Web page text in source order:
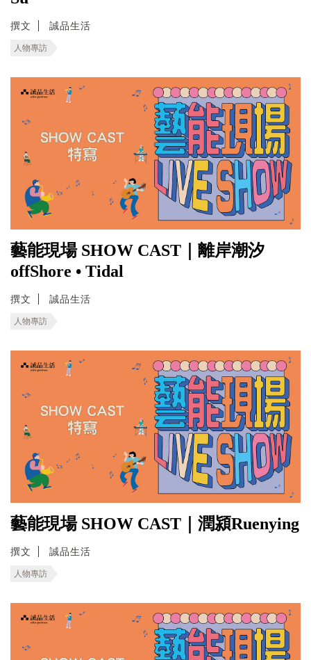
撰文 誠品生活
人物專訪
藝能現場 SHOW CAST｜離岸潮汐
offShore • Tidal
撰文 誠品生活
人物專訪
藝能現場 SHOW CAST｜潤潁Ruenying
撰文 誠品生活
人物專訪